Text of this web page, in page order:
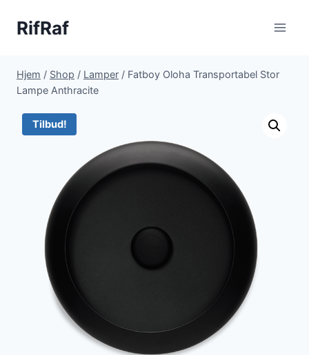
RifRaf
Hjem / Shop / Lamper / Fatboy Oloha Transportabel Stor
Lampe Anthracite
Tilbud!